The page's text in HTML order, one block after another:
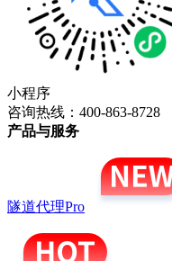
小程序
咨询热线：400-863-8728
产品与服务
隧道代理Pro